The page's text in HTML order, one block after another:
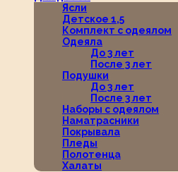
Ясли
Детское 1,5
Комплект с одеялом
Одеяла
До 3 лет
После 3 лет
Подушки
До 3 лет
После 3 лет
Наборы с одеялом
Наматрасники
Покрывала
Пледы
Полотенца
Халаты